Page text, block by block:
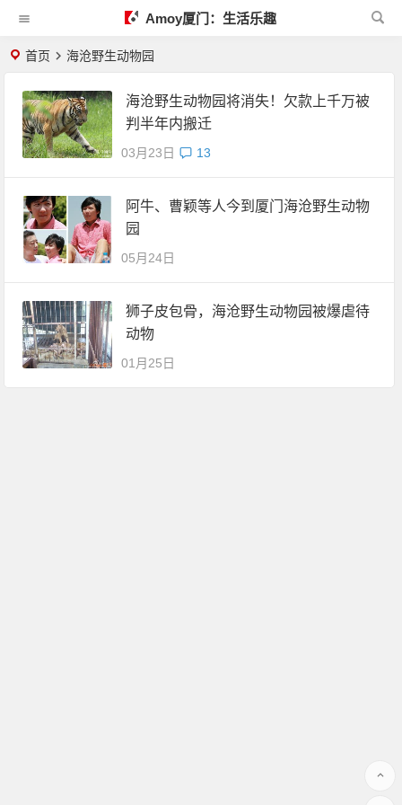
Amoy厦门：生活乐趣
首页 海沧野生动物园
海沧野生动物园将消失！欠款上千万被
判半年内搬迁
03月23日 13
阿牛、曹颖等人今到厦门海沧野生动物
园
05月24日
狮子皮包骨，海沧野生动物园被爆虐待
动物
01月25日